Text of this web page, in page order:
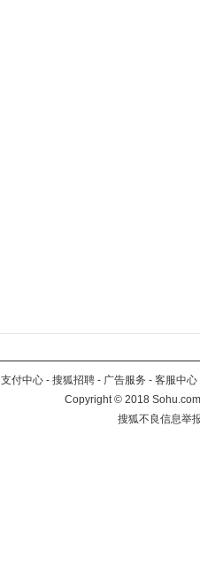
支付中心 - 搜狐招聘 - 广告服务 - 客服中心
Copyright©2018
搜狐不良信息举